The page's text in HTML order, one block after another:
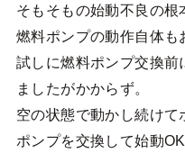
そもそもの始動不良の根
燃料ポンプの動作自体も
試しに燃料ポンプ交換
ましたがかからず。
空の状態で動かし続けて
ポンプを交換して始動OK